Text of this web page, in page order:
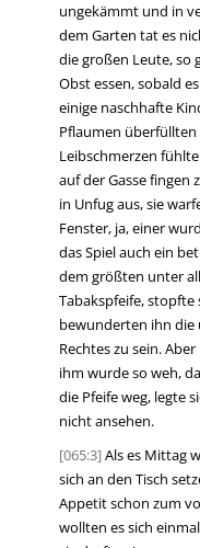
ungekämmt und in
dem Garten tat es
die großen Leute, so
Obst essen, sobald
einige naschhafte
Pflaumen
Leibschmerzen
auf der Gasse fingen
in Unfug aus, sie
Fenster, ja, einer
das Spiel auch ein
dem größten unter
Tabakspfeife, stopfte
bewunderten ihn die
Rechtes zu sein.
ihm wurde so weh,
die Pfeife weg, legte
nicht ansehen.
[065:3]Als es Mittag
sich an den Tisch
Appetit schon zum
wollten es sich